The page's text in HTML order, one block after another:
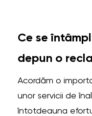
Ce se
depun o
Acordăm o
unor servicii de
întotdeauna